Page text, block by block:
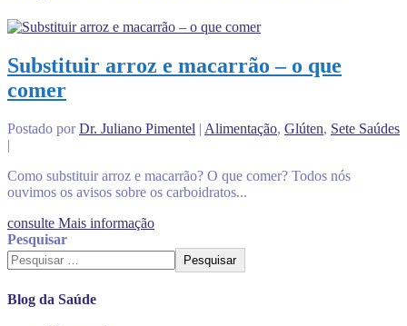
Substituir arroz e macarrão – o que
comer
Postado porDr. Juliano Pimentel | Alimentação, Glúten, Sete Saúdes
|
Como substituir arroz e macarrão? O que comer? Todos nós
ouvimos os avisos sobre os carboidratos...
consulte Mais informação
Pesquisar
Pesquisar
Blog da Saúde